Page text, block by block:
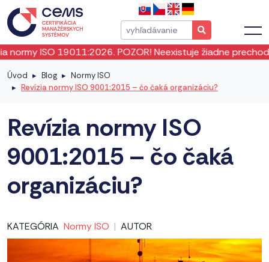
ISO 19011:2026. POZOR! Neexistuje žiadne prechodné
Úvod Blog
Normy ISO
Revízia normy ISO 9001:2015 – čo čaká organizáciu?
Revízia normy ISO
9001:2015 – čo čaká
organizáciu?
KATEGÓRIA Normy ISO | AUTOR